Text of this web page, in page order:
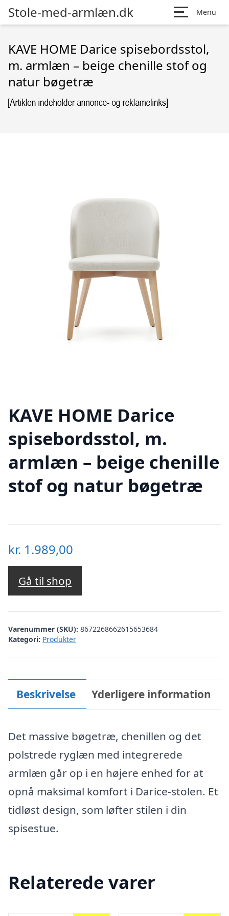
Stole-med-armlæn.dk Menu
KAVE HOME Darice spisebordsstol,
m. armlæn – beige chenille stof og
natur bøgetræ
KAVE HOME Darice
spisebordsstol, m.
armlæn – beige chenille
stof og natur bøgetræ
kr. 1.989,00
Gå til shop
Varenummer (SKU): 8672268662615653684
Kategori: Produkter
Beskrivelse Yderligere information
Det massive bøgetræ, chenillen og det
polstrede ryglæn med integrerede
armlæn går op i en højere enhed for at
opnå maksimal komfort i Darice-stolen. Et
tidløst design, som løfter stilen i din
spisestue.
Relaterede varer